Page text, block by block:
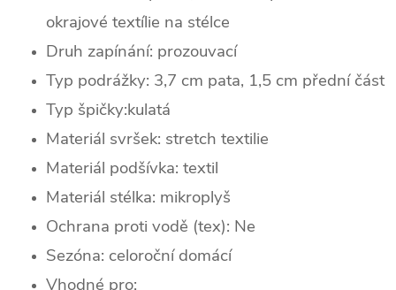
okrajové textílie na stélce
Druh zapínání: prozouvací
Typ podrážky: 3,7 cm pata, 1,5 cm přední část
Typ špičky:kulatá
Materiál svršek: stretch textilie
Materiál podšívka: textil
Materiál stélka: mikroplyš
Ochrana proti vodě (tex): Ne
Sezóna: celoroční domácí
Vhodné pro: